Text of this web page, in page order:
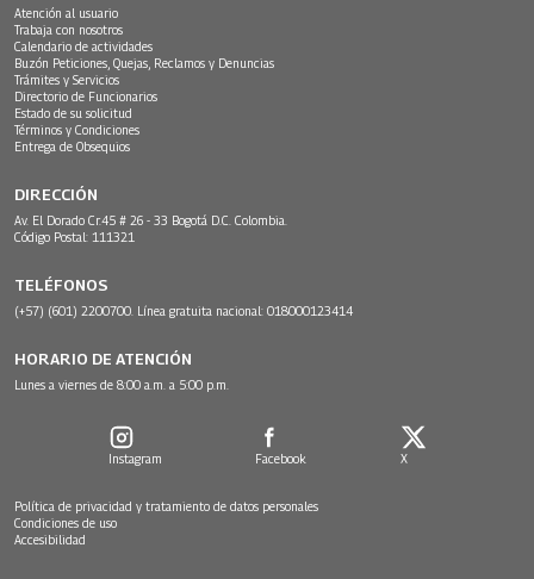
Atención al usuario
Trabaja con nosotros
Calendario de actividades
Buzón Peticiones, Quejas, Reclamos y Denuncias
Trámites y Servicios
Directorio de Funcionarios
Estado de su solicitud
Términos y Condiciones
Entrega de Obsequios
DIRECCIÓN
Av. El Dorado Cr.45 # 26 - 33 Bogotá D.C. Colombia.
Código Postal: 111321
TELÉFONOS
(+57) (601) 2200700. Línea gratuita nacional: 018000123414
HORARIO DE ATENCIÓN
Lunes a viernes de 8:00 a.m. a 5:00 p.m.
Instagram Facebook X
Política de privacidad y tratamiento de datos personales
Condiciones de uso
Accesibilidad